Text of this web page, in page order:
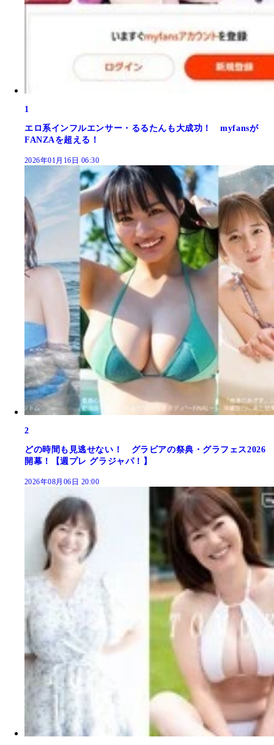
1
エロ系インフルエンサー・るるたんも大成功！ myfansが
FANZAを超える！
2026年01月16日 06:30
2
どの時間も見逃せない！ グラビアの祭典・グラフェス2026
開幕！【週プレ グラジャパ！】
2026年08月06日 20:00